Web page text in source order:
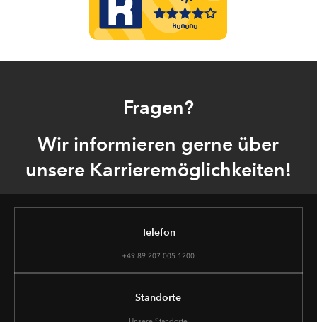
Fragen?
Wir informieren gerne über
unsere Karrieremöglichkeiten!
Telefon
+49 89 207 005 1200
Standorte